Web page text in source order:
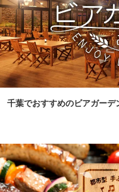
千葉でおすすめのビアガーデ